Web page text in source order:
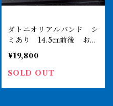
ダトニオリアルバンド シ
ミあり 14.5㎝前後 おと
ひめ食べます
¥19,800
SOLD OUT